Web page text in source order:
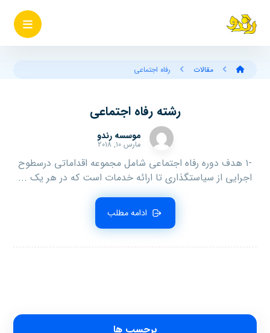
مقالات رفاه اجتماعی
رشته رفاه اجتماعی
موسسه رندو
مارس ۱۰, ۲۰۱۸
-۱ هدف دوره رفاه اجتماعی شامل مجموعه اقداماتی درسطوح
اجرایی از سیاستگذاری تا ارائه خدمات است که در هر یک ...
ادامه مطلب
برچسب ها